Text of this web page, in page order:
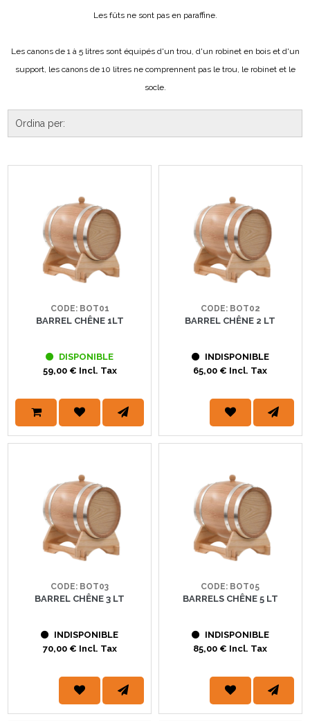
Les fûts ne sont pas en paraffine.
Les canons de 1 à 5 litres sont équipés d'un trou, d'un robinet en bois et d'un
support, les canons de 10 litres ne comprennent pas le trou, le robinet et le
socle.
CODE: BOT01
BARREL CHÊNE 1LT
DISPONIBLE
59,00 € Incl. Tax
CODE: BOT02
BARREL CHÊNE 2 LT
INDISPONIBLE
65,00 € Incl. Tax
CODE: BOT03
BARREL CHÊNE 3 LT
INDISPONIBLE
70,00 € Incl. Tax
CODE: BOT05
BARRELS CHÊNE 5 LT
INDISPONIBLE
85,00 € Incl. Tax